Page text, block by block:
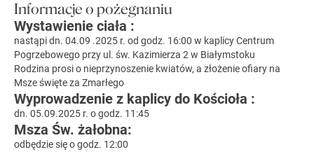
Informacje o pożegnaniu
Wystawienie ciała :
nastąpi dn. 04.09 .2025 r. od godz. 16:00 w kaplicy Centrum
Pogrzebowego przy ul. św. Kazimierza 2 w Białymstoku
Rodzina prosi o nieprzynoszenie kwiatów, a złożenie ofiary na
Msze święte za Zmarłego
Wyprowadzenie z kaplicy do Kościoła :
dn. 05.09.2025 r. o godz. 11:45
Msza Św. żałobna:
odbędzie się o godz. 12:00